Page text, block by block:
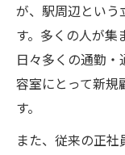
が、駅周辺という
す。多くの人が集
日々多くの通勤
容室にとって新規
す。
また、従来の正